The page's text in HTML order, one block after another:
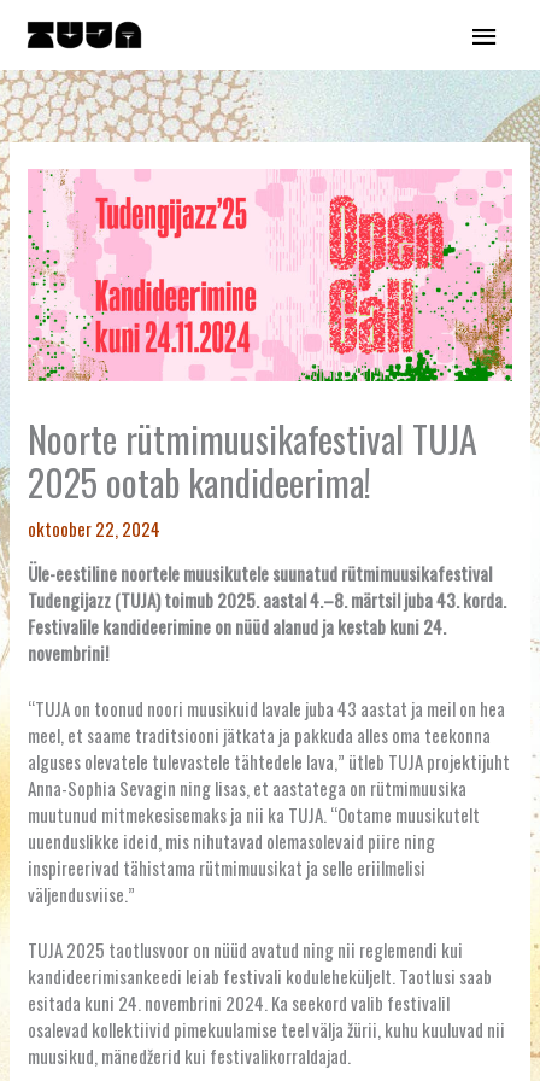
content
Main
Menu
Noorte rütmimuusikafestival TUJA
2025 ootab kandideerima!
oktoober 22, 2024
Üle-eestiline noortele muusikutele suunatud rütmimuusikafestival
Tudengijazz (TUJA) toimub 2025. aastal 4.–8. märtsil juba 43. korda.
Festivalile kandideerimine on nüüd alanud ja kestab kuni 24.
novembrini!
“TUJA on toonud noori muusikuid lavale juba 43 aastat ja meil on hea
meel, et saame traditsiooni jätkata ja pakkuda alles oma teekonna
alguses olevatele tulevastele tähtedele lava,” ütleb TUJA projektijuht
Anna-Sophia Sevagin ning lisas, et aastatega on rütmimuusika
muutunud mitmekesisemaks ja nii ka TUJA. “Ootame muusikutelt
uuenduslikke ideid, mis nihutavad olemasolevaid piire ning
inspireerivad tähistama rütmimuusikat ja selle eriilmelisi
väljendusviise.”
TUJA 2025 taotlusvoor on nüüd avatud ning nii reglemendi kui
kandideerimisankeedi leiab festivali koduleheküljelt. Taotlusi saab
esitada kuni 24. novembrini 2024. Ka seekord valib festivalil
osalevad kollektiivid pimekuulamise teel välja žürii, kuhu kuuluvad nii
muusikud, mänedžerid kui festivalikorraldajad.